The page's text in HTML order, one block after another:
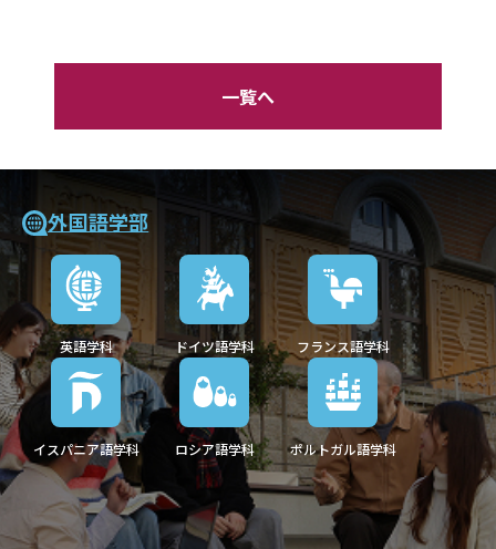
一覧へ
外国語学部
英語学科 ドイツ語学科 フランス語学科
イスパニア語学科 ロシア語学科 ポルトガル語学科